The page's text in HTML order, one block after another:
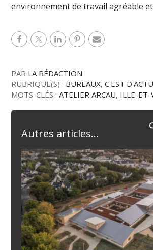
environnement de travail agréable
PAR LA RÉDACTION
RUBRIQUE(S) : BUREAUX,C'EST D'ACTU
MOTS-CLÉS :ATELIER ARCAU, ILLE-ET-
Autres articles...